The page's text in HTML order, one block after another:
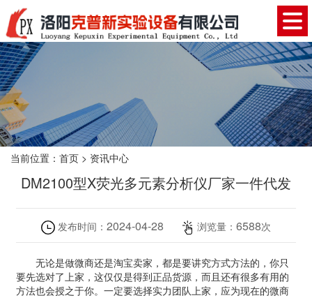
资讯中心
当前位置： 首页 > 资讯中心
DM2100型X荧光多元素分析仪厂家一件代发
发布时间： 2024-04-28 浏览量： 6588次
无论是做微商还是淘宝卖家，都是要讲究方式方法的，你只
要先选对了上家，这仅仅是得到正品货源，而且还有很多有用的
方法也会授之于你。一定要选择实力团队上家，应为现在的微商